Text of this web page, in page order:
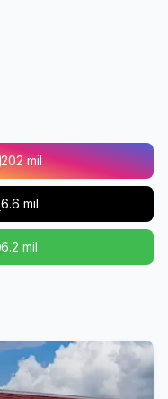
202 mil
6.6 mil
6.2 mil